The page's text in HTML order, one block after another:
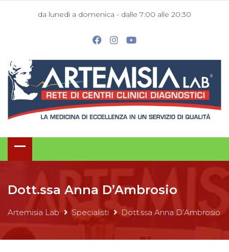
da lunedì a domenica - dalle 7:00 alle 20:30
Dott.ssa Anna D’Ambrosio
Artemisia Lab Specialisti Dott.ssa Anna D’Ambrosio